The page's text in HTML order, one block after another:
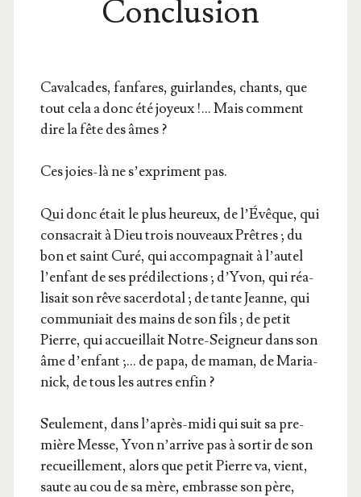
Conclusion
Caval­cades, fan­fares, guir­landes, chants, que
tout cela a donc été joyeux !… Mais com­ment
dire la fête des âmes ?
Ces joies-là ne s’expriment pas.
Qui donc était le plus heu­reux, de l’Évêque, qui
consa­crait à Dieu trois nou­veaux Prêtres ; du
bon et saint Curé, qui accom­pa­gnait à l’autel
l’enfant de ses pré­di­lec­tions ; d’Yvon, qui réa­
li­sait son rêve sacer­do­tal ; de tante Jeanne, qui
com­mu­niait des mains de son fils ; de petit
Pierre, qui accueillait Notre-Sei­gneur dans son
âme d’enfant ;… de papa, de maman, de Maria­
nick, de tous les autres enfin ?
Seule­ment, dans l’après-midi qui suit sa pre­
mière Messe, Yvon n’arrive pas à sor­tir de son
recueille­ment, alors que petit Pierre va, vient,
saute au cou de sa mère, embrasse son père,